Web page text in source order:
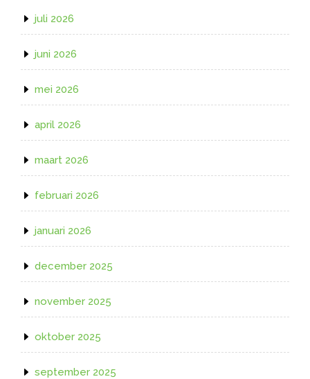
juli 2026
juni 2026
mei 2026
april 2026
maart 2026
februari 2026
januari 2026
december 2025
november 2025
oktober 2025
september 2025